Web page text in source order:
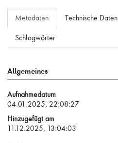
Metadaten Technische Daten
Schlagwörter
Allgemeines
Aufnahmedatum
04.01.2025, 22:08:27
Hinzugefügt am
11.12.2025, 13:04:03